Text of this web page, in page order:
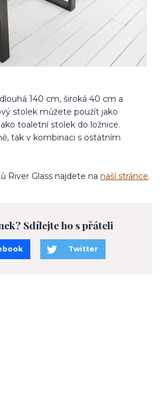
140 cm, široká 40 cm a
stolek můžete použít jako
toaletní stolek do ložnice.
tak v kombinaci s ostatním
River Glass najdete na naší stránce.
Sdílejte ho s přáteli
Twitter